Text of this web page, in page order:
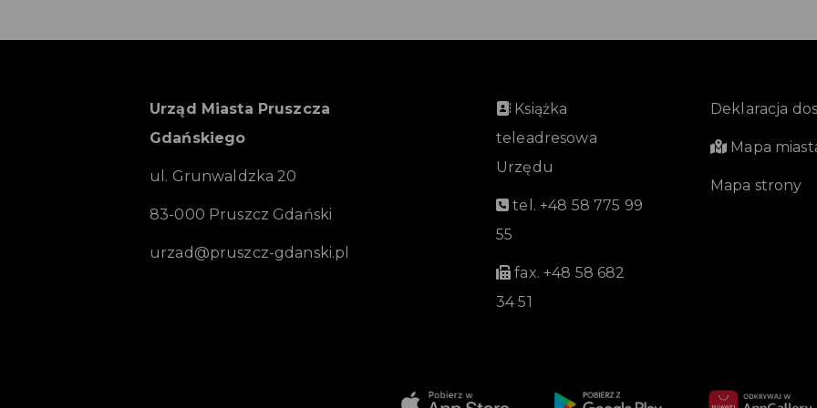
Urząd Miasta Pruszcza
Gdańskiego
ul. Grunwaldzka 20
83-000 Pruszcz Gdański
urzad@pruszcz-gdanski.pl
Książka
teleadresowa
Urzędu
tel. +48 58 775 99
55
fax. +48 58 682
34 51
Deklaracja
Mapa
Mapa strony